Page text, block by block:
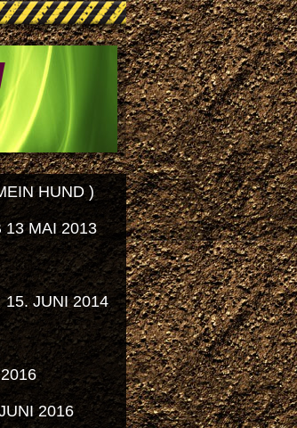
HUND )
13 MAI 2013
15. JUNI 2014
2016